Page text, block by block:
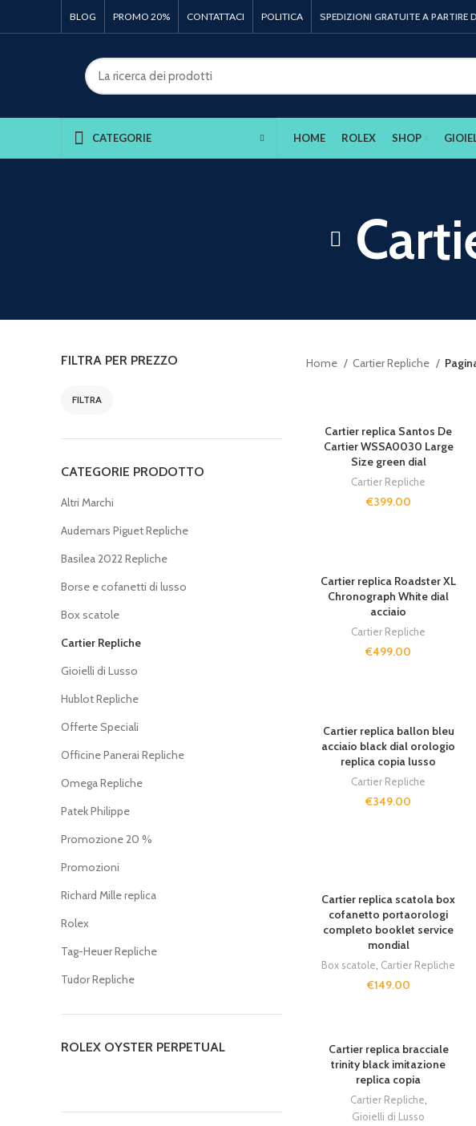
BLOG PROMO 20% CONTATTACI POLITICA SPEDIZIONI GRATUITE A PARTIRE
CATEGORIE HOME ROLEX SHOP
FILTRA PER PREZZO
FILTRA
CATEGORIE PRODOTTO
Altri Marchi
Audemars Piguet Repliche
Basilea 2022 Repliche
Borse e cofanetti di lusso
Box scatole
Cartier Repliche
Gioielli di Lusso
Hublot Repliche
Offerte Speciali
Officine Panerai Repliche
Omega Repliche
Patek Philippe
Promozione 20 %
Promozioni
Richard Mille replica
Rolex
Tag-Heuer Repliche
Tudor Repliche
ROLEX OYSTER PERPETUAL
Home Cartier Repliche
Cartier replica Santos De
Cartier WSSA0030 Large
Size green dial
Cartier Repliche
€399.00
Cartier replica Roadster XL
Chronograph White dial
acciaio
Cartier Repliche
€499.00
Cartier replica ballon bleu
acciaio black dial orologio
replica copia lusso
Cartier Repliche
€349.00
Cartier replica scatola box
cofanetto portaorologi
completo booklet service
mondial
Box scatole Cartier Repliche
€149.00
Cartier replica bracciale
trinity black imitazione
replica copia
Cartier Repliche
Gioielli di Lusso